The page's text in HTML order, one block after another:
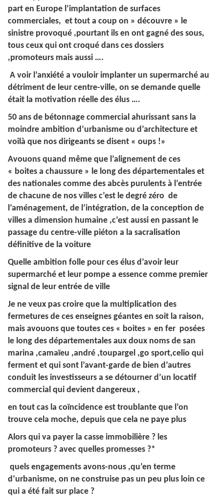
part en Europe l’implantation de surfaces
commerciales, et tout a coup on » découvre » le
sinistre provoqué ,pourtant ils en ont gagné des sous,
tous ceux qui ont croqué dans ces dossiers
,promoteurs mais aussi ….
A voir l’anxiété a vouloir implanter un supermarché au
détriment de leur centre-ville, on se demande quelle
était la motivation réelle des élus ….
50 ans de bétonnage commercial ahurissant sans la
moindre ambition d’urbanisme ou d’architecture et
voilà que nos dirigeants se disent « oups !»
Avouons quand même que l’alignement de ces
« boites a chaussure » le long des départementales et
des nationales comme des abcès purulents à l’entrée
de chacune de nos villes c’est le degré zéro de
l’aménagement, de l’intégration, de la conception de
villes a dimension humaine ,c’est aussi en passant le
passage du centre-ville piéton a la sacralisation
définitive de la voiture
Quelle ambition folle pour ces élus d’avoir leur
supermarché et leur pompe a essence comme premier
signal de leur entrée de ville
Je ne veux pas croire que la multiplication des
fermetures de ces enseignes géantes en soit la raison,
mais avouons que toutes ces « boites » en fer posées
le long des départementales aux doux noms de san
marina ,camaïeu ,andré ,toupargel ,go sport,celio qui
ferment et qui sont l’avant-garde de bien d’autres
conduit les investisseurs a se détourner d’un locatif
commercial qui devient dangereux ,
en tout cas la coïncidence est troublante que l’on
trouve cela moche, depuis que cela ne paye plus
Alors qui va payer la casse immobilière ? les
promoteurs ? avec quelles promesses ?*
quels engagements avons-nous ,qu’en terme
d’urbanisme, on ne construise pas un peu plus loin ce
qui a été fait sur place ?